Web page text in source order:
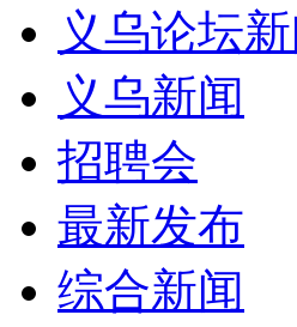
义乌论坛
义乌新闻
招聘会
最新发布
综合新闻